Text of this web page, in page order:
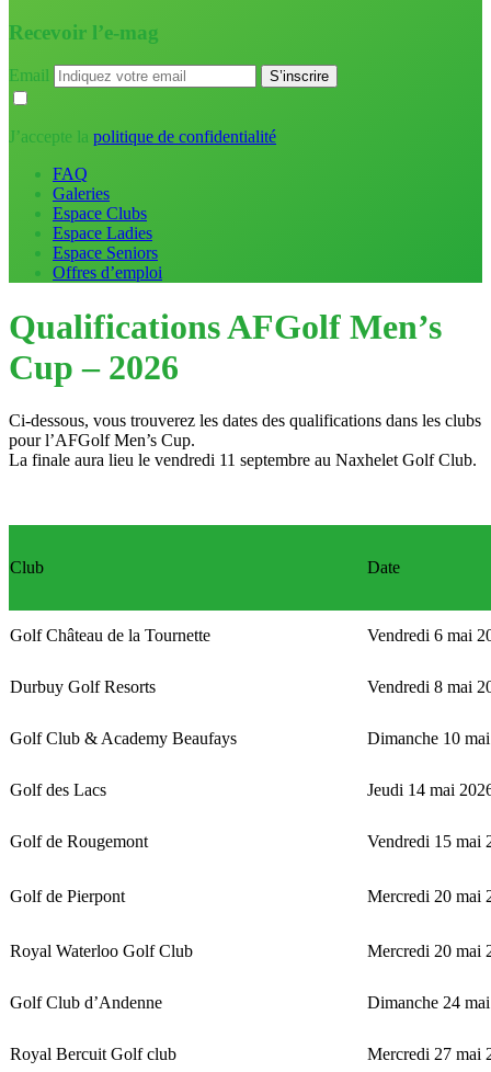
Recevoir l’e-mag
Email
J’accepte la politique de confidentialité
FAQ
Galeries
Espace Clubs
Espace Ladies
Espace Seniors
Offres d’emploi
Qualifications AFGolf Men’s
Cup – 2026
Ci-dessous, vous trouverez les dates des qualifications dans les clubs
pour l’AFGolf Men’s Cup.
La finale aura lieu le vendredi 11 septembre au Naxhelet Golf Club.
Club Date
Golf Château de la Tournette Vendredi 6 mai
Durbuy Golf Resorts Vendredi 8 mai
Golf Club & Academy Beaufays Dimanche 10
Golf des Lacs Jeudi 14 mai
Golf de Rougemont Vendredi 15 mai
Golf de Pierpont Mercredi 20 mai
Royal Waterloo Golf Club Mercredi 20 mai
Golf Club d’Andenne Dimanche 24
Royal Bercuit Golf club Mercredi 27 mai